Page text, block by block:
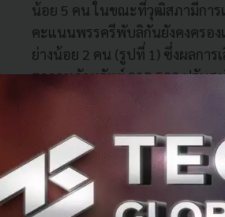
น้อย 5 คน ในขณะที่วุฒิสภามีการ
คะแนนพรรครีพับลิกันยังคงครอง
ย่างน้อย 2 คน (รูปที่ 1) ซึ่งผลกา
ตลาดหลักทรัพย์ S&P 500 ปรับ
สหรัฐฯ ปิดตลาดอ่อนค่าเล็กน้อย
ค่าเล็กน้อยมาอยู่ที่ราว 32.88 บ
ผลการเลือกตั้งกลางเทอมไม่ได้
การค้าเป็นอำนาจพิเศษของป
ผู้แทนราษฎรให้แก่พรรคเดโมแค